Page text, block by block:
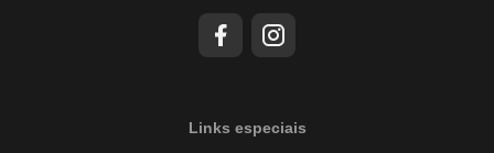
Links especiais